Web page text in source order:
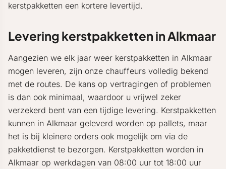
kerstpakketten een kortere levertijd.
Levering kerstpakketten in Alkmaar
Aangezien we elk jaar weer kerstpakketten in Alkmaar
mogen leveren, zijn onze chauffeurs volledig bekend
met de routes. De kans op vertragingen of problemen
is dan ook minimaal, waardoor u vrijwel zeker
verzekerd bent van een tijdige levering. Kerstpakketten
kunnen in Alkmaar geleverd worden op pallets, maar
het is bij kleinere orders ook mogelijk om via de
pakketdienst te bezorgen. Kerstpakketten worden in
Alkmaar op werkdagen van 08:00 uur tot 18:00 uur